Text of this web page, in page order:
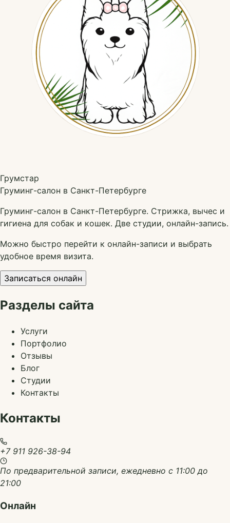
Грумстар
Груминг-салон в Санкт-Петербурге
Груминг-салон в Санкт-Петербурге. Стрижка, вычес и
гигиена для собак и кошек. Две студии, онлайн-запись.
Можно быстро перейти к онлайн-записи и выбрать
удобное время визита.
Записаться онлайн
Разделы сайта
Услуги
Портфолио
Отзывы
Блог
Студии
Контакты
Контакты
+7 911 926-38-94
По предварительной записи, ежедневно с 11:00 до
21:00
Онлайн